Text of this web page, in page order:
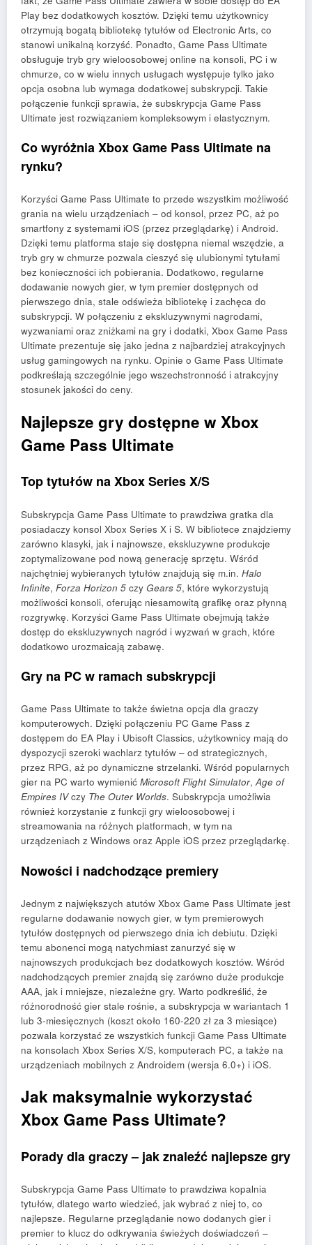
Play bez dodatkowych kosztów. Dzięki temu użytkownicy
otrzymują bogatą bibliotekę tytułów od Electronic Arts, co
stanowi unikalną korzyść. Ponadto, Game Pass Ultimate
obsługuje tryb gry wieloosobowej online na konsoli, PC i w
chmurze, co w wielu innych usługach występuje tylko jako
opcja osobna lub wymaga dodatkowej subskrypcji. Takie
połączenie funkcji sprawia, że subskrypcja Game Pass
Ultimate jest rozwiązaniem kompleksowym i elastycznym.
Co wyróżnia Xbox Game Pass Ultimate na
rynku?
Korzyści Game Pass Ultimate to przede wszystkim możliwość
grania na wielu urządzeniach – od konsol, przez PC, aż po
smartfony z systemami iOS (przez przeglądarkę) i Android.
Dzięki temu platforma staje się dostępna niemal wszędzie, a
tryb gry w chmurze pozwala cieszyć się ulubionymi tytułami
bez konieczności ich pobierania. Dodatkowo, regularne
dodawanie nowych gier, w tym premier dostępnych od
pierwszego dnia, stale odświeża bibliotekę i zachęca do
subskrypcji. W połączeniu z ekskluzywnymi nagrodami,
wyzwaniami oraz zniżkami na gry i dodatki, Xbox Game Pass
Ultimate prezentuje się jako jedna z najbardziej atrakcyjnych
usług gamingowych na rynku. Opinie o Game Pass Ultimate
podkreślają szczególnie jego wszechstronność i atrakcyjny
stosunek jakości do ceny.
Najlepsze gry dostępne w Xbox
Game Pass Ultimate
Top tytułów na Xbox Series X/S
Subskrypcja Game Pass Ultimate to prawdziwa gratka dla
posiadaczy konsol Xbox Series X i S. W bibliotece znajdziemy
zarówno klasyki, jak i najnowsze, ekskluzywne produkcje
zoptymalizowane pod nową generację sprzętu. Wśród
najchętniej wybieranych tytułów znajdują się m.in. Halo
Infinite, Forza Horizon 5 czy Gears 5, które wykorzystują
możliwości konsoli, oferując niesamowitą grafikę oraz płynną
rozgrywkę. Korzyści Game Pass Ultimate obejmują także
dostęp do ekskluzywnych nagród i wyzwań w grach, które
dodatkowo urozmaicają zabawę.
Gry na PC w ramach subskrypcji
Game Pass Ultimate to także świetna opcja dla graczy
komputerowych. Dzięki połączeniu PC Game Pass z
dostępem do EA Play i Ubisoft Classics, użytkownicy mają do
dyspozycji szeroki wachlarz tytułów – od strategicznych,
przez RPG, aż po dynamiczne strzelanki. Wśród popularnych
gier na PC warto wymienić Microsoft Flight Simulator,Age of
Empires IVczy The Outer Worlds. Subskrypcja umożliwia
również korzystanie z funkcji gry wieloosobowej i
streamowania na różnych platformach, w tym na
urządzeniach z Windows oraz Apple iOS przez przeglądarkę.
Nowości i nadchodzące premiery
Jednym z największych atutów Xbox Game Pass Ultimate jest
regularne dodawanie nowych gier, w tym premierowych
tytułów dostępnych od pierwszego dnia ich debiutu. Dzięki
temu abonenci mogą natychmiast zanurzyć się w
najnowszych produkcjach bez dodatkowych kosztów. Wśród
nadchodzących premier znajdą się zarówno duże produkcje
AAA, jak i mniejsze, niezależne gry. Warto podkreślić, że
różnorodność gier stale rośnie, a subskrypcja w wariantach 1
lub 3-miesięcznych (koszt około 160-220 zł za 3 miesiące)
pozwala korzystać ze wszystkich funkcji Game Pass Ultimate
na konsolach Xbox Series X/S, komputerach PC, a także na
urządzeniach mobilnych z Androidem (wersja 6.0+) i iOS.
Jak maksymalnie wykorzystać
Xbox Game Pass Ultimate?
Porady dla graczy – jak znaleźć najlepsze gry
Subskrypcja Game Pass Ultimate to prawdziwa kopalnia
tytułów, dlatego warto wiedzieć, jak wybrać z niej to, co
najlepsze. Regularne przeglądanie nowo dodanych gier i
premier to klucz do odkrywania świeżych doświadczeń –